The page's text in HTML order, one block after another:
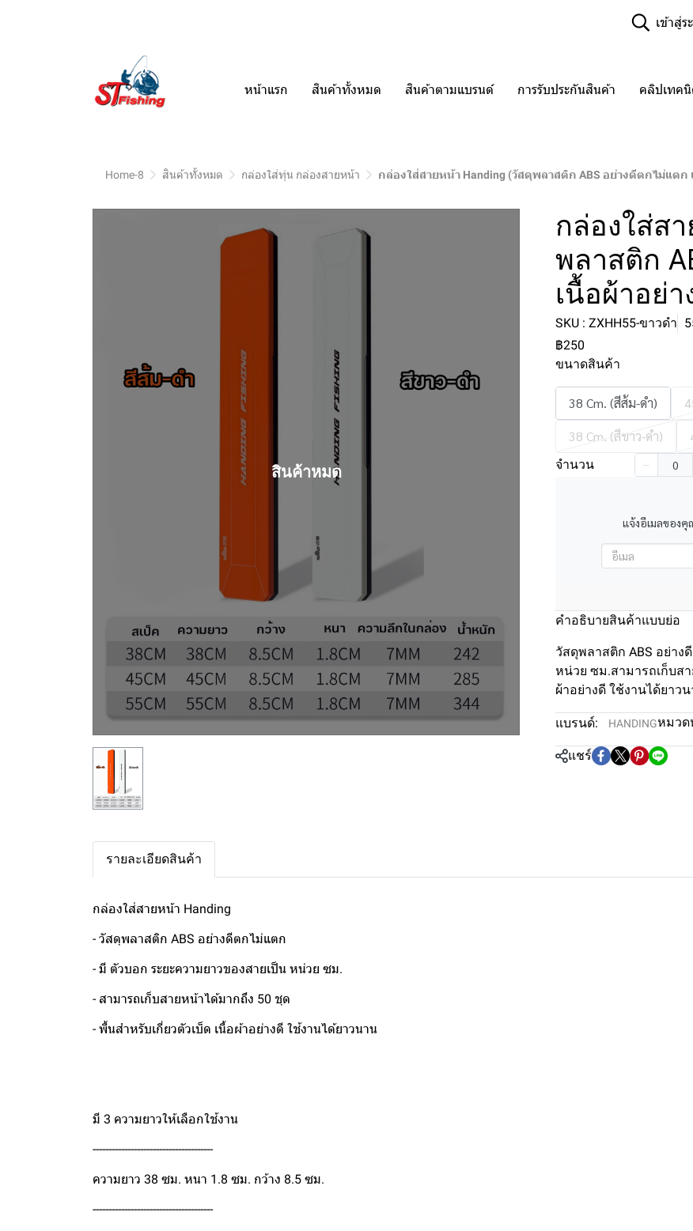
เข้าสู่ร
หน้าแรก สินค้าทั้งหมด สินค้าตามแบรนด์ การรับประกันสินค้า คลิปเทค
Home-8 สินค้าทั้งหมด กล่องใส่ทุ่น กล่องสายหน้า กล่องใส่สายหน้า Handing (วัสดุพลาสติก ABS อย่างดีตกไม่แตก
สินค้าหมด
กล่องใส่ส
พลาสติก
เนื้อผ้าอย่า
SKU : ZXHH55-ขาวดำ
฿250
ขนาดสินค้า
38 Cm. (สีส้ม-ดำ)
38 Cm. (สีขาว-ดำ)
จำนวน
แจ้งอีเมลของคุ
คำอธิบายสินค้าแบบย่อ
วัสดุพลาสติก ABS อย่าง
หน่วย ซม.สามารถเก็บส
ผ้าอย่างดี ใช้งานได้ยาว
แบรนด์: HANDINGหมวด
แชร์
รายละเอียดสินค้า
กล่องใส่สายหน้า Handing
- วัสดุพลาสติก ABS อย่างดีตกไม่แตก
- มี ตัวบอก ระยะความยาวของสายเป็น หน่วย ซม.
- สามารถเก็บสายหน้าได้มากถึง 50 ชุด
- พื้นสำหรับเกี่ยวตัวเบ็ด เนื้อผ้าอย่างดี ใช้งานได้ยาวนาน
มี 3 ความยาวให้เลือกใช้งาน
--------------------------------------
ความยาว 38 ซม. หนา 1.8 ซม. กว้าง 8.5 ซม.
--------------------------------------